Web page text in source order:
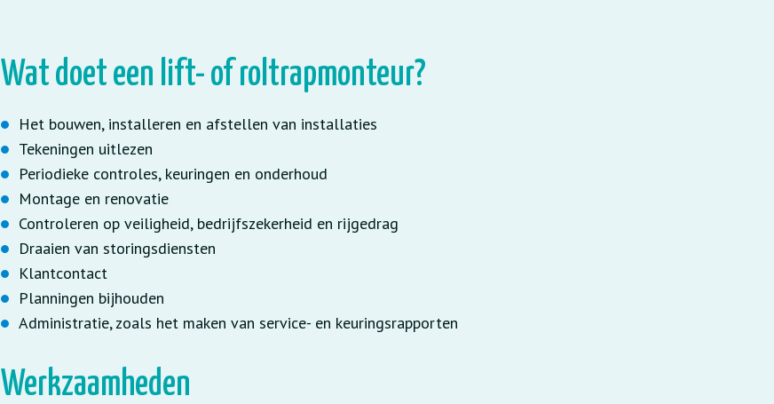
Wat doet een lift- of roltrapmonteur?
Het bouwen, installeren en afstellen van installaties
Tekeningen uitlezen
Periodieke controles, keuringen en onderhoud
Montage en renovatie
Controleren op veiligheid, bedrijfszekerheid en rijgedrag
Draaien van storingsdiensten
Klantcontact
Planningen bijhouden
Administratie, zoals het maken van service- en keuringsrapporten
Werkzaamheden